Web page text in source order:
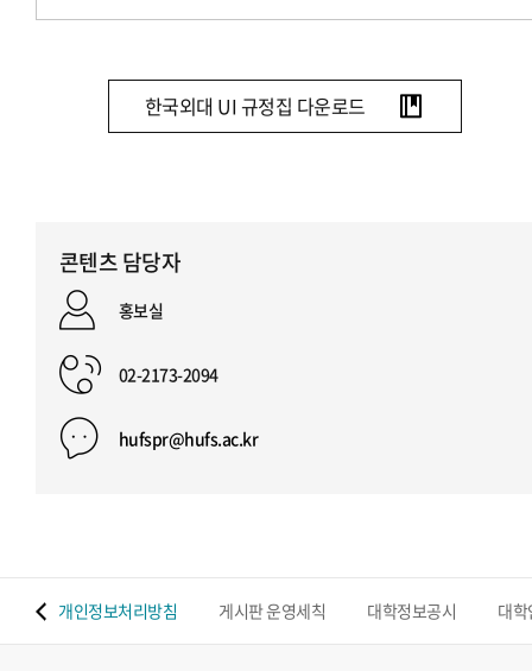
한국외대 UI 규정집 다운로드
콘텐츠 담당자
홍보실
02-2173-2094
hufspr@hufs.ac.kr
개인정보처리방침 게시판 운영세칙 대학정보공시 대